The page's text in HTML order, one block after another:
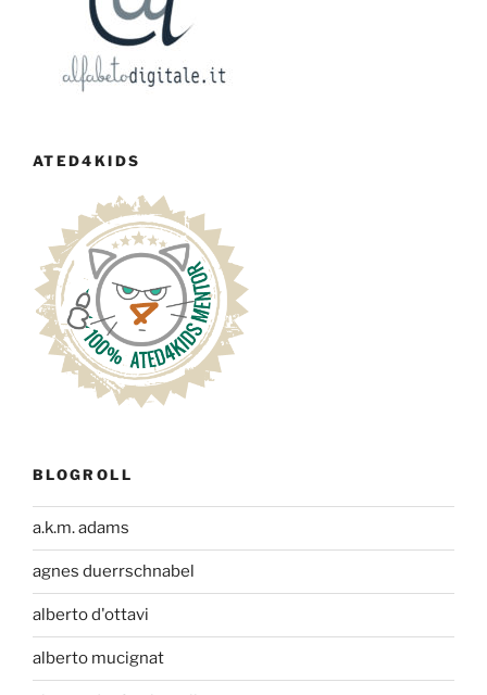
ATED4KIDS
BLOGROLL
a.k.m. adams
agnes duerrschnabel
alberto d'ottavi
alberto mucignat